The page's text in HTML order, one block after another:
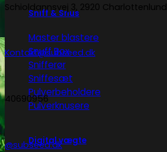
Sniff & Snus
Master blastere
Snuff Box
Snifferør
Sniffesæt
Pulverbeholdere
Pulverknusere
Digital vægte
Schioldannsvej 3, 2920 Charlottenlund
Kontakt@subseed.dk
40690956
@subseed.dk